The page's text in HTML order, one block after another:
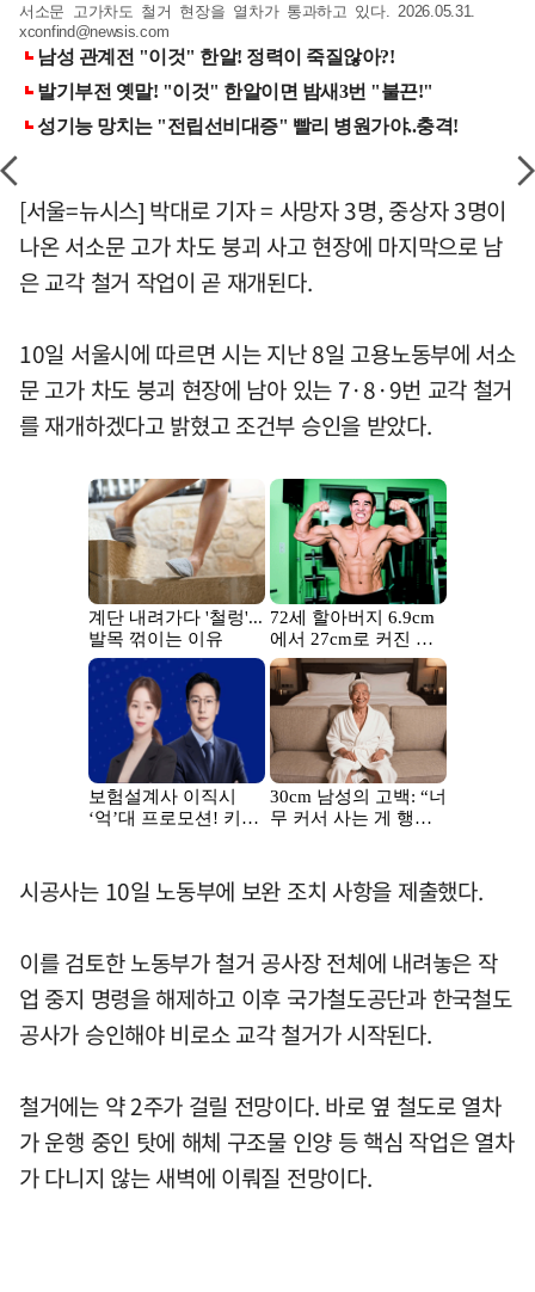
서소문 고가차도 철거 현장을 열차가 통과하고 있다. 2026.05.31.
xconfind@newsis.com
[서울=뉴시스] 박대로 기자 = 사망자 3명, 중상자 3명이
나온 서소문 고가 차도 붕괴 사고 현장에 마지막으로 남
은 교각 철거 작업이 곧 재개된다.
10일 서울시에 따르면 시는 지난 8일 고용노동부에 서소
문 고가 차도 붕괴 현장에 남아 있는 7·8·9번 교각 철거
를 재개하겠다고 밝혔고 조건부 승인을 받았다.
시공사는 10일 노동부에 보완 조치 사항을 제출했다.
이를 검토한 노동부가 철거 공사장 전체에 내려놓은 작
업 중지 명령을 해제하고 이후 국가철도공단과 한국철도
공사가 승인해야 비로소 교각 철거가 시작된다.
철거에는 약 2주가 걸릴 전망이다. 바로 옆 철도로 열차
가 운행 중인 탓에 해체 구조물 인양 등 핵심 작업은 열차
가 다니지 않는 새벽에 이뤄질 전망이다.